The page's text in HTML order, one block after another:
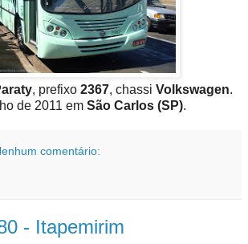
, prefixo 2367, chassi Volkswagen.
de 2011 em São Carlos (SP).
comentário:
- Itapemirim